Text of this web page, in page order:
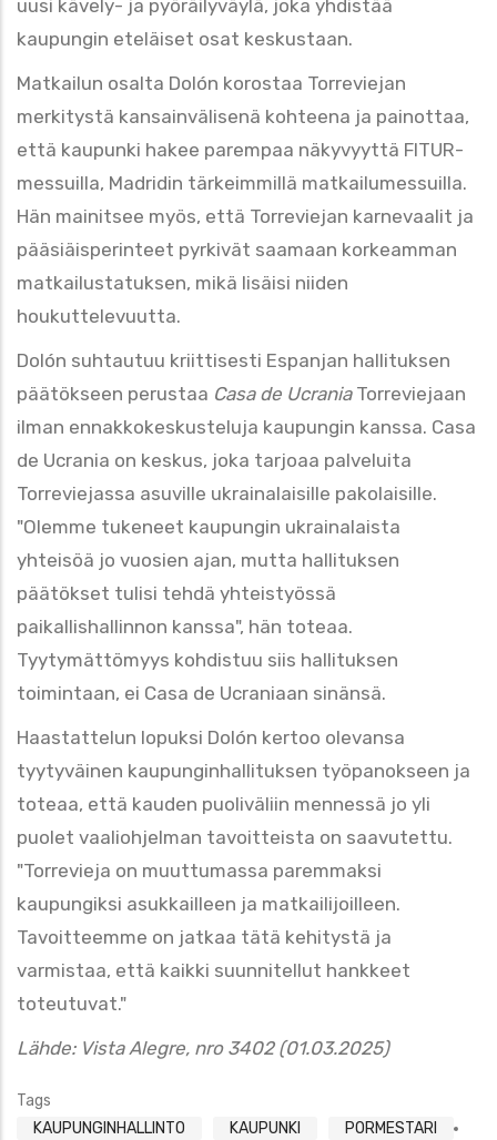
uusi kävely- ja pyöräilyväylä, joka yhdistää
kaupungin eteläiset osat keskustaan.
Matkailun osalta Dolón korostaa Torreviejan
merkitystä kansainvälisenä kohteena ja painottaa,
että kaupunki hakee parempaa näkyvyyttä FITUR-
messuilla, Madridin tärkeimmillä matkailumessuilla.
Hän mainitsee myös, että Torreviejan karnevaalit ja
pääsiäisperinteet pyrkivät saamaan korkeamman
matkailustatuksen, mikä lisäisi niiden
houkuttelevuutta.
Dolón suhtautuu kriittisesti Espanjan hallituksen
päätökseen perustaa Casa de UcraniaTorreviejaan
ilman ennakkokeskusteluja kaupungin kanssa. Casa
de Ucrania on keskus, joka tarjoaa palveluita
Torreviejassa asuville ukrainalaisille pakolaisille.
"Olemme tukeneet kaupungin ukrainalaista
yhteisöä jo vuosien ajan, mutta hallituksen
päätökset tulisi tehdä yhteistyössä
paikallishallinnon kanssa", hän toteaa.
Tyytymättömyys kohdistuu siis hallituksen
toimintaan, ei Casa de Ucraniaan sinänsä.
Haastattelun lopuksi Dolón kertoo olevansa
tyytyväinen kaupunginhallituksen työpanokseen ja
toteaa, että kauden puoliväliin mennessä jo yli
puolet vaaliohjelman tavoitteista on saavutettu.
"Torrevieja on muuttumassa paremmaksi
kaupungiksi asukkailleen ja matkailijoilleen.
Tavoitteemme on jatkaa tätä kehitystä ja
varmistaa, että kaikki suunnitellut hankkeet
toteutuvat."
Lähde: Vista Alegre, nro 3402 (01.03.2025)
Tags
KAUPUNGINHALLINTO
KAUPUNKI
PORMESTARI